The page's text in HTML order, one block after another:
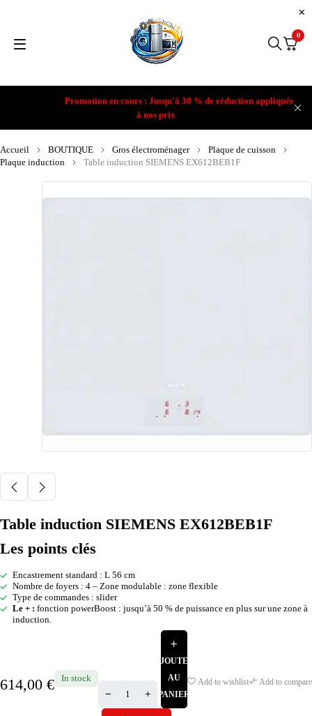
Promotion en cours : Jusqu'à 30 % de réduction appliquée
à nos prix
0
Accueil BOUTIQUE Gros électroménager
Plaque de cuisson
Plaque induction
Table induction SIEMENS EX612BEB1F
Table induction SIEMENS EX612BEB1F
Les points clés
Encastrement standard : L 56 cm
Nombre de foyers : 4 – Zone modulable : zone flexible
Type de commandes : slider
Le + : fonction powerBoost : jusqu’à 50 % de puissance en plus sur une zone à
induction.
614,00 € In stock
AJOUTER
AU
PANIER
Add to wishlist Add to compare